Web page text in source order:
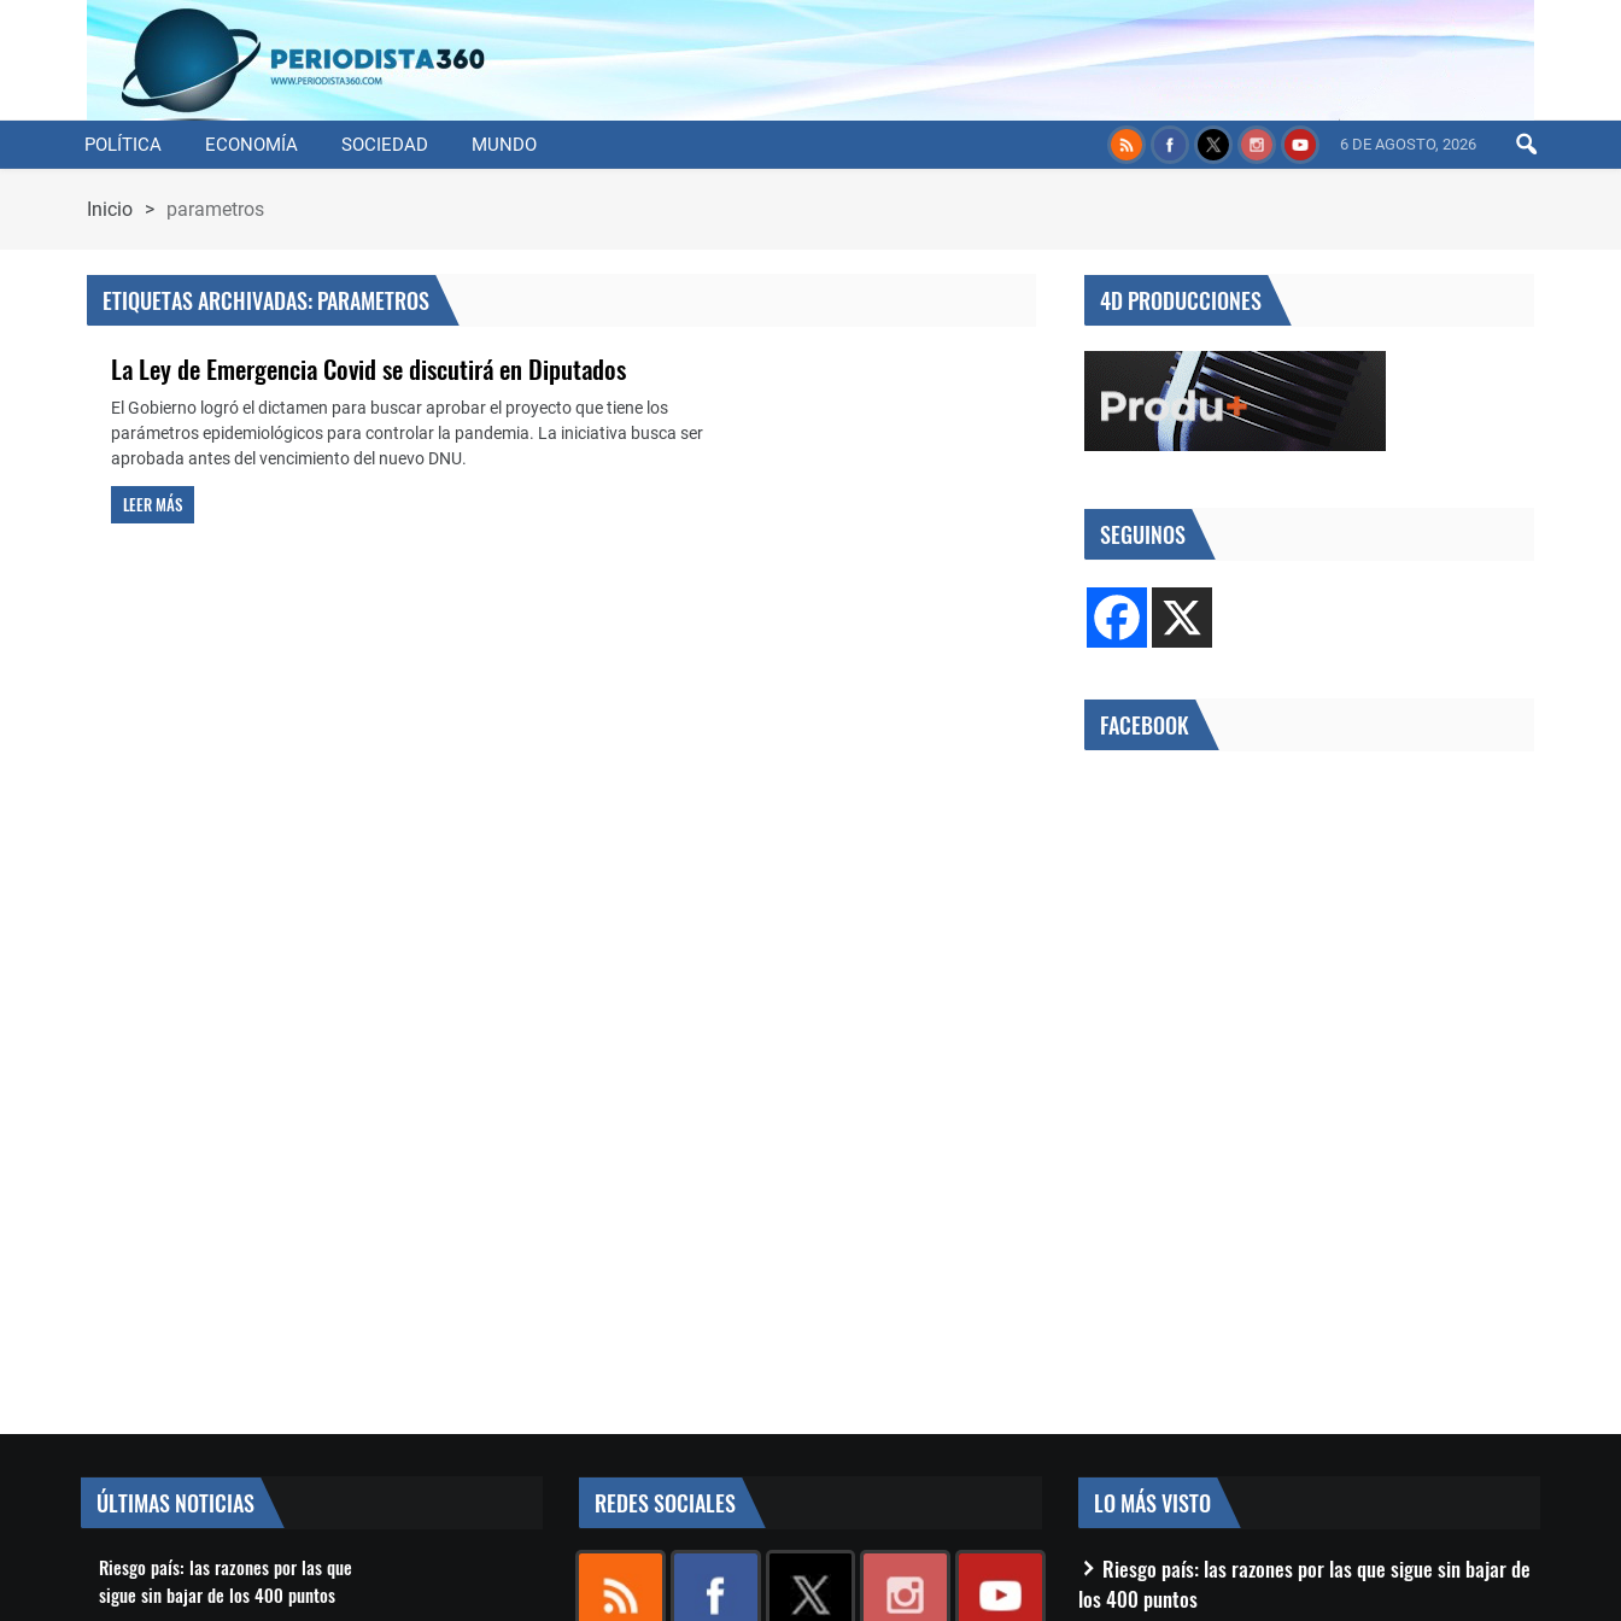
POLÍTICA ECONOMÍA SOCIEDAD MUNDO 6 DE AGOSTO, 2026
Inicio > parametros
ETIQUETAS ARCHIVADAS: PARAMETROS
La Ley de Emergencia Covid se discutirá en Diputados
El Gobierno logró el dictamen para buscar aprobar el proyecto que tiene los
parámetros epidemiológicos para controlar la pandemia. La iniciativa busca ser
aprobada antes del vencimiento del nuevo DNU.
LEER MÁS
4D PRODUCCIONES
SEGUINOS
FACEBOOK
ÚLTIMAS NOTICIAS
Riesgo país: las razones por las que
sigue sin bajar de los 400 puntos
REDES SOCIALES LO MÁS VISTO
Riesgo país: las razones por las que sigue sin bajar de
los 400 puntos